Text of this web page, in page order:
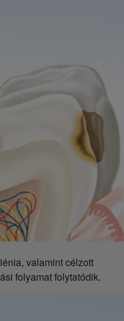
valamint célzott
folyamat folytatódik.